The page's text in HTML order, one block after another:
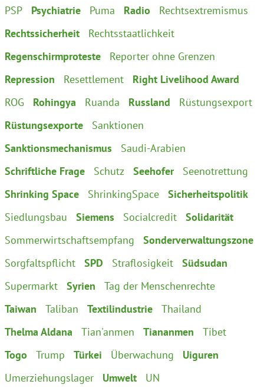
PSP
Psychiatrie Puma Radio
Rechtsextremismus
Rechtssicherheit
Rechtsstaatlichkeit
Regenschirmproteste
Reporter ohne Grenzen
Repression
Resettlement
Right Livelihood Award
ROG
Rohingya Ruanda Russland
Rüstungsexport
Rüstungsexporte
Sanktionen
Sanktionsmechanismus
Saudi-Arabien
Schriftliche Frage
Schutz Seehofer
Seenotrettung
Shrinking Space
ShrinkingSpace
Sicherheitspolitik
Siedlungsbau
Siemens Socialcredit
Solidarität
Sommerwirtschaftsempfang
Sonderverwaltungszone
Sorgfaltspflicht
SPD Straflosigkeit
Südsudan
Supermarkt
Syrien
Tag der Menschenrechte
Taiwan
Taliban Textilindustrie
Thailand
Thelma Aldana
Tian'anmen Tiananmen
Tibet
Togo
Trump Türkei Überwachung
Uiguren
Umerziehungslager
Umwelt
UN